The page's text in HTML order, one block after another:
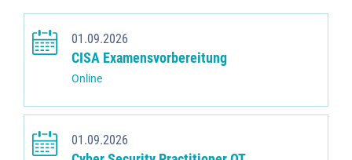
01.09.2026
CISA Examensvorbereitung
Online
01.09.2026